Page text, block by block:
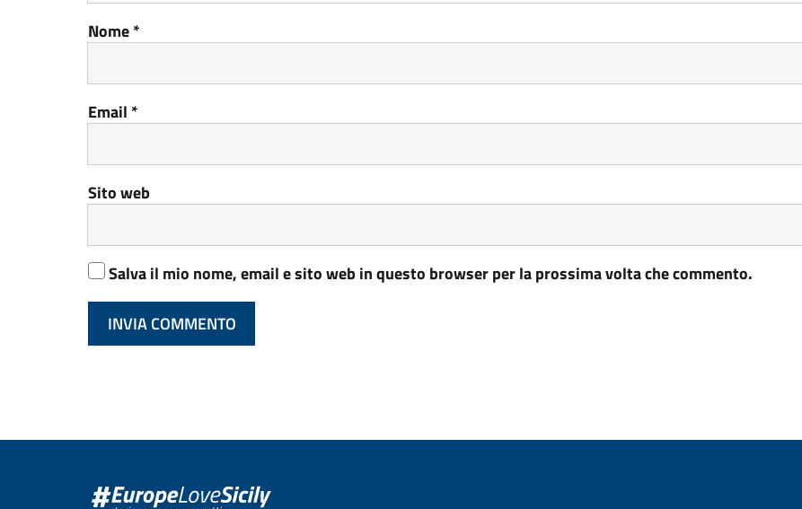
Nome*
Email *
Sito web
Salva il mio nome, email e sito web in questo browser per la prossima volta che commento.